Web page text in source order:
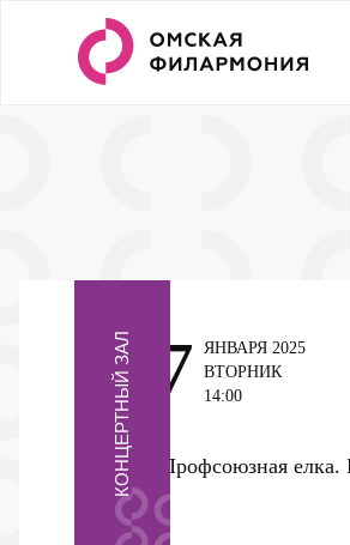
КОНЦЕРТНЫЙ ЗАЛ Профсоюзная
7
ЯНВАРЯ 2025
ВТОРНИК
14:00